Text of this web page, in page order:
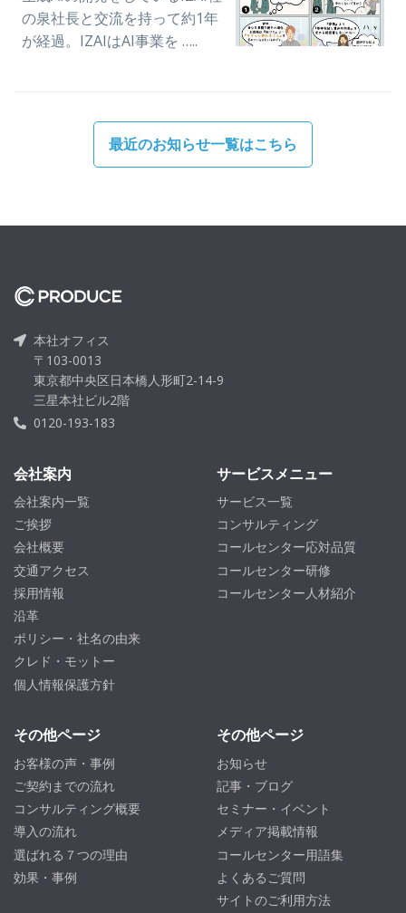
の泉社長と交流を持って約1年
が経過。IZAIはAI事業を …..
最近のお知らせ一覧はこちら
本社オフィス
〒103-0013
東京都中央区日本橋人形町2-14-9
三星本社ビル2階
0120-193-183
会社案内
会社案内一覧
ご挨拶
会社概要
交通アクセス
採用情報
沿革
ポリシー・社名の由来
クレド・モットー
個人情報保護方針
サービスメニュー
サービス一覧
コンサルティング
コールセンター応対品質
コールセンター研修
コールセンター人材紹介
その他ページ
お客様の声・事例
ご契約までの流れ
コンサルティング概要
導入の流れ
選ばれる７つの理由
効果・事例
その他ページ
お知らせ
記事・ブログ
セミナー・イベント
メディア掲載情報
コールセンター用語集
よくあるご質問
サイトのご利用方法